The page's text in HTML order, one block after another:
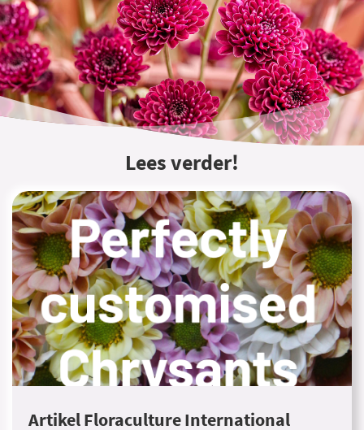
Lees verder!
Artikel Floraculture International